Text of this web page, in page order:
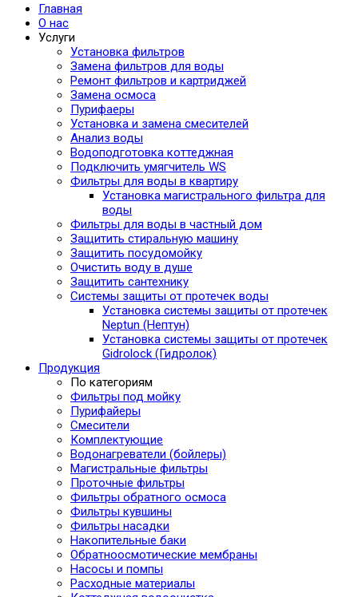
Главная
О нас
Услуги
Установка фильтров
Замена фильтров для воды
Ремонт фильтров и картриджей
Замена осмоса
Пурифаеры
Установка и замена смесителей
Анализ воды
Водоподготовка коттеджная
Подключить умягчитель WS
Фильтры для воды в квартиру
Установка магистрального фильтра для
воды
Фильтры для воды в частный дом
Защитить стиральную машину
Защитить посудомойку
Очистить воду в душе
Защитить сантехнику
Системы защиты от протечек воды
Установка системы защиты от протечек
Neptun (Нептун)
Установка системы защиты от протечек
Gidrolock (Гидролок)
Продукция
По категориям
Фильтры под мойку
Пурифайеры
Смесители
Комплектующие
Водонагреватели (бойлеры)
Магистральные фильтры
Проточные фильтры
Фильтры обратного осмоса
Фильтры кувшины
Фильтры насадки
Накопительные баки
Обратноосмотические мембраны
Насосы и помпы
Расходные материалы